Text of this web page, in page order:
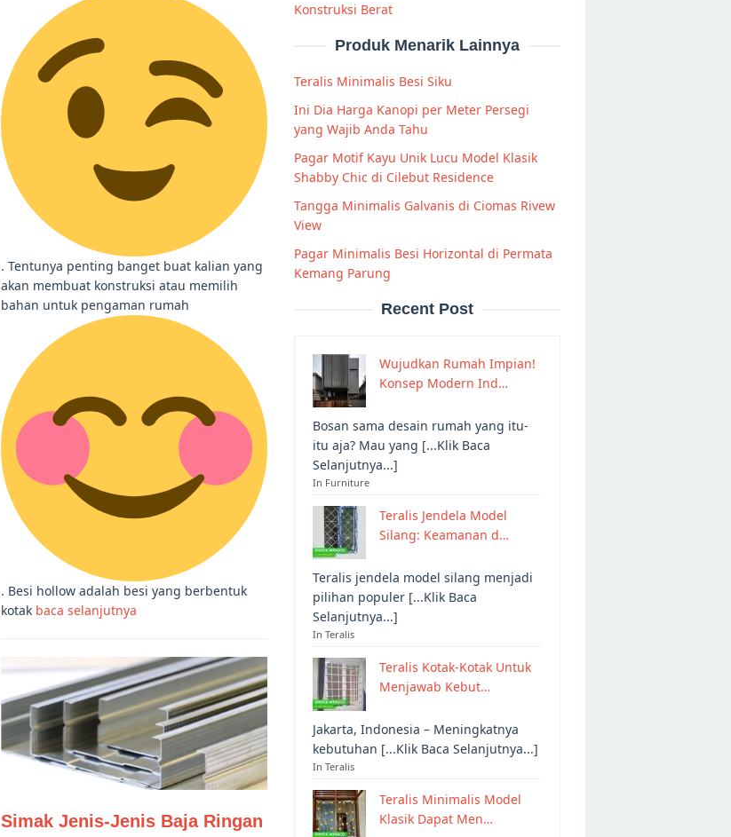
. Tentunya penting banget buat kalian yang
akan membuat konstruksi atau memilih
bahan untuk pengaman rumah
. Besi hollow adalah besi yang berbentuk
kotak baca selanjutnya
Simak Jenis-Jenis Baja Ringan
Konstruksi Berat
Produk Menarik Lainnya
Teralis Minimalis Besi Siku
Ini Dia Harga Kanopi per Meter Persegi
yang Wajib Anda Tahu
Pagar Motif Kayu Unik Lucu Model Klasik
Shabby Chic di Cilebut Residence
Tangga Minimalis Galvanis di Ciomas Rivew
View
Pagar Minimalis Besi Horizontal di Permata
Kemang Parung
Recent Post
Wujudkan Rumah Impian!
Konsep Modern Ind…
Bosan sama desain rumah yang itu-
itu aja? Mau yang [...Klik Baca
Selanjutnya...]
In Furniture
Teralis Jendela Model
Silang: Keamanan d…
Teralis jendela model silang menjadi
pilihan populer [...Klik Baca
Selanjutnya...]
In Teralis
Teralis Kotak-Kotak Untuk
Menjawab Kebut…
Jakarta, Indonesia – Meningkatnya
kebutuhan [...Klik Baca Selanjutnya...]
In Teralis
Teralis Minimalis Model
Klasik Dapat Men…